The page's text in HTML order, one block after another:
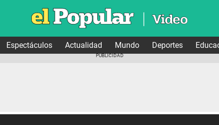
Espectáculos Actualidad Mundo Deportes